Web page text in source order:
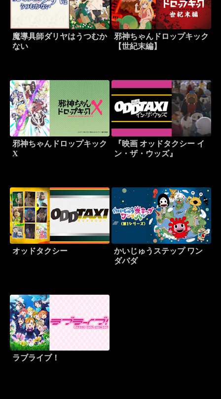
魔導具師ダリヤはうつむか
ない
邪神ちゃんドロップキック
【世紀末編】
邪神ちゃんドロップキック
X
『映画 オッドタクシー イ
ン・ザ・ウッズ』
オッドタクシー
かいじゅうステップ ワン
ダバダ
ラブライブ！